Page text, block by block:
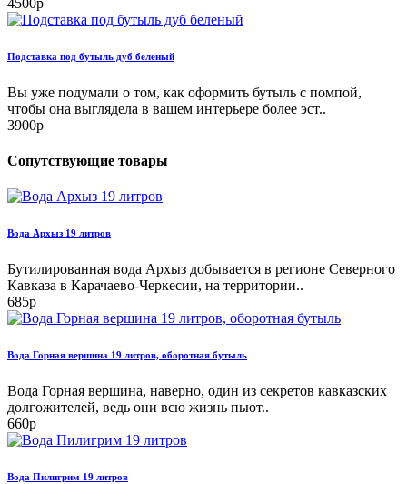
4500р
Подставка под бутыль дуб беленый
Вы уже подумали о том, как оформить бутыль с помпой,
чтобы она выглядела в вашем интерьере более эст..
3900р
Сопутствующие товары
Вода Архыз 19 литров
Бутилированная вода Архыз добывается в регионе Северного
Кавказа в Карачаево-Черкесии, на территории..
685р
Вода Горная вершина 19 литров, оборотная бутыль
Вода Горная вершина, наверно, один из секретов кавказских
долгожителей, ведь они всю жизнь пьют..
660р
Вода Пилигрим 19 литров